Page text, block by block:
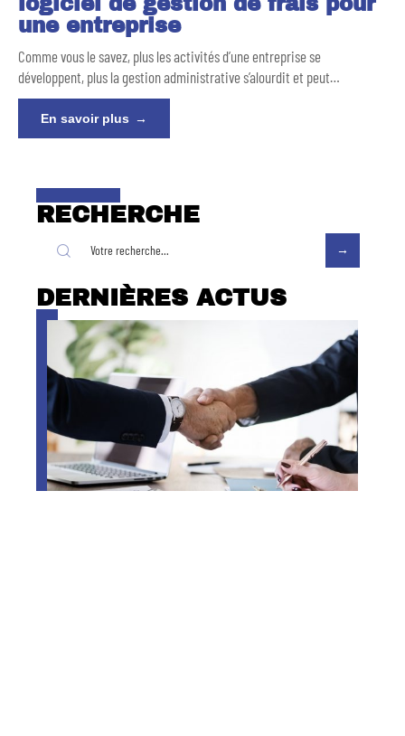
une entreprise
Comme vous le savez, plus les activités d’une entreprise se
développent, plus la gestion administrative s’alourdit et peut…
En savoir plus
RECHERCHE
DERNIÈRES ACTUS